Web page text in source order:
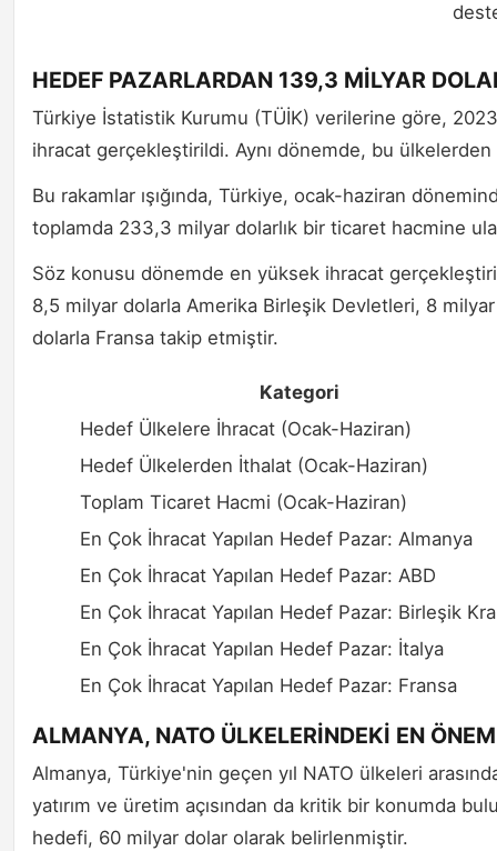
HEDEF PAZARLARDAN 139,3 MİLYAR
Türkiye İstatistik Kurumu (TÜİK) verilerine göre, 2023
ihracat gerçekleştirildi. Aynı dönemde, bu
Bu rakamlar ışığında, Türkiye, ocak-haziran
toplamda 233,3 milyar dolarlık bir ticaret hacmine
Söz konusu dönemde en yüksek ihracat
8,5 milyar dolarla Amerika Birleşik Devletleri, 8
dolarla Fransa takip etmiştir.
Kategori
Hedef Ülkelere İhracat (Ocak-Haziran)
Hedef Ülkelerden İthalat (Ocak-Haziran)
Toplam Ticaret Hacmi (Ocak-Haziran)
En Çok İhracat Yapılan Hedef Pazar: Almanya
En Çok İhracat Yapılan Hedef Pazar: ABD
En Çok İhracat Yapılan Hedef Pazar: Birleşik
En Çok İhracat Yapılan Hedef Pazar: İtalya
En Çok İhracat Yapılan Hedef Pazar: Fransa
ALMANYA, NATO ÜLKELERİNDEKİ EN
Almanya, Türkiye'nin geçen yıl NATO ülkeleri
yatırım ve üretim açısından da kritik bir konumda
hedefi, 60 milyar dolar olarak belirlenmiştir.